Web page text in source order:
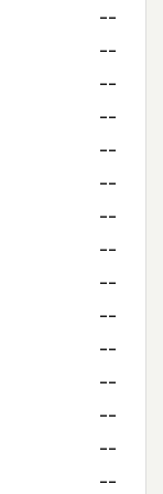
--
--
--
--
--
--
--
--
--
--
--
--
--
--
--